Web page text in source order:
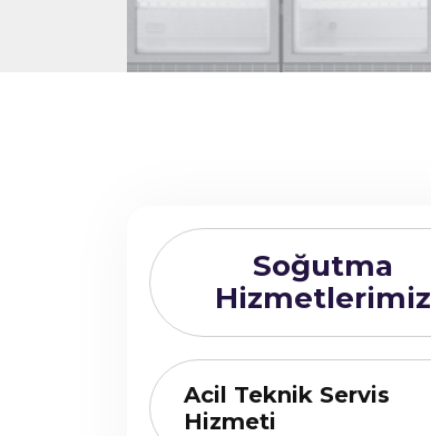
Soğutma
Hizmetlerimiz
Acil Teknik Servis
Hizmeti